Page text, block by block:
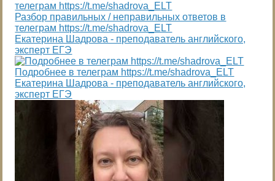
Разбор правильных / неправильных ответов в
телеграм https://t.me/shadrova_ELT
Екатерина Шадрова - преподаватель английского,
эксперт ЕГЭ
Подробнее в телеграм https://t.me/shadrova_ELT
Екатерина Шадрова - преподаватель английского,
эксперт ЕГЭ